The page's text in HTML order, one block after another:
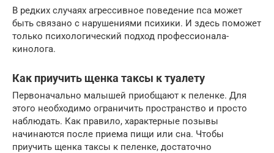
В редких случаях агрессивное поведение пса может
быть связано с нарушениями психики. И здесь поможет
только психологический подход профессионала-
кинолога.
Как приучить щенка таксы к туалету
Первоначально малышей приобщают к пеленке. Для
этого необходимо ограничить пространство и просто
наблюдать. Как правило, характерные позывы
начинаются после приема пищи или сна. Чтобы
приучить щенка таксы к пеленке, достаточно